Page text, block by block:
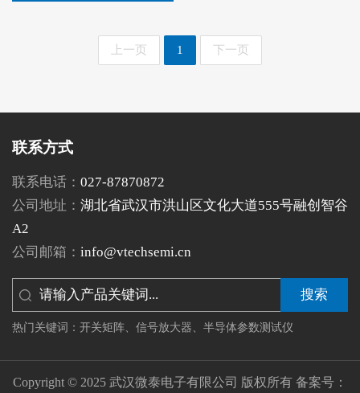
上一页 1 下一页
联系方式
联系电话： 027-87870872
公司地址： 湖北省武汉市洪山区文化大道555号融创智谷
A2
公司邮箱： info@vtechsemi.cn
搜索
热门关键词： 开关矩阵、 信号放大器 半导体参数测试仪
Copyright © 2025 武汉微泰电子有限公司 版权所有 备案号：